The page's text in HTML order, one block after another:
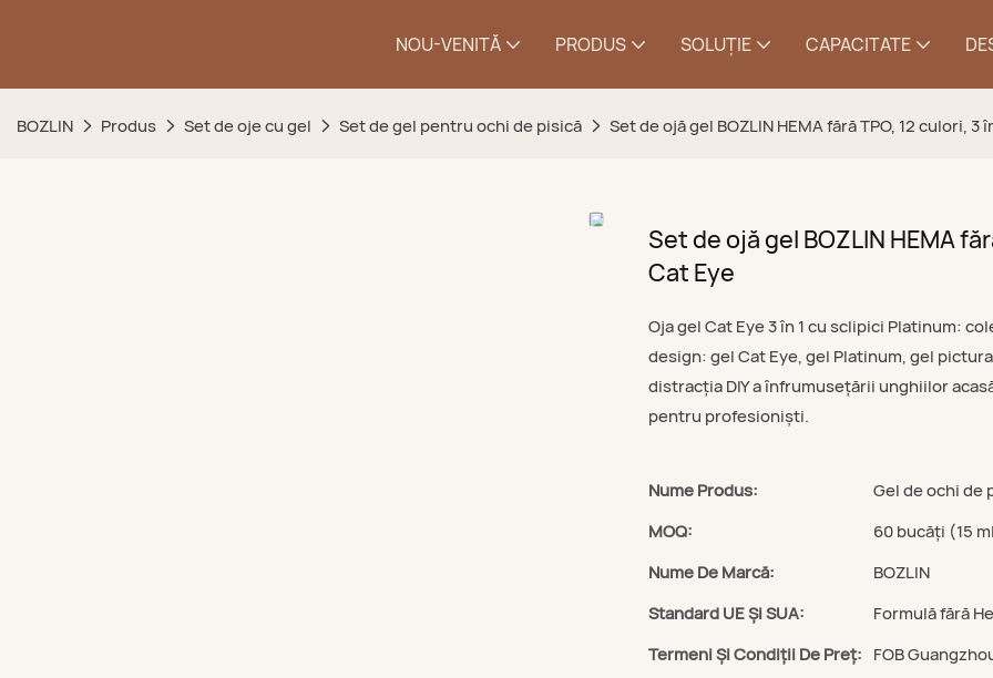
NOU-VENITĂ PRODUS SOLUŢIE CAPACITATE
BOZLIN Produs Set de oje cu gel Set de gel pentru ochi de pisică Set de ojă gel BOZLIN HEMA fără TPO, 12 culori, 3
Set de ojă gel BOZLIN HEMA
Cat Eye
Oja gel Cat Eye 3 în 1 cu sclipici Platinum:
design: gel Cat Eye, gel Platinum, gel
distracția DIY a înfrumusețării unghiilor
pentru profesioniști.
Nume Produs:
Gel de ochi de
MOQ:
60 bucăți (15
Nume De Marcă:
BOZLIN
Standard UE Și SUA:
Formulă fără
Termeni Și Condiții De Preț: FOB